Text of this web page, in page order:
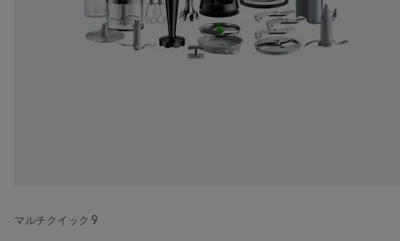
マルチクイック 9